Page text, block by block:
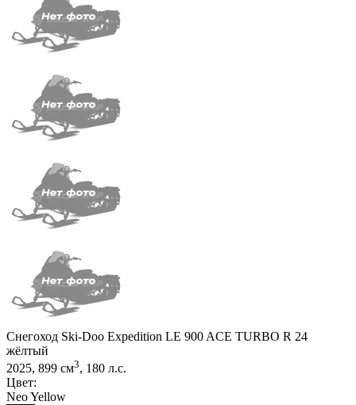
Снегоход Ski-Doo Expedition LE 900 ACE TURBO R 24
жёлтый
2025, 899 см3, 180 л.с.
Цвет:
Neo Yellow